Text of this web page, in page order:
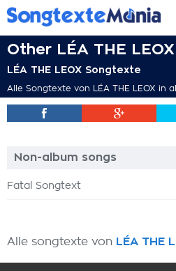
Other LÉA THE
LÉA THE LEOX Songtexte
Alle Songtexte von LÉA THE LEOX in
Non-album songs
Fatal Songtext
Alle songtexte von LÉA THE